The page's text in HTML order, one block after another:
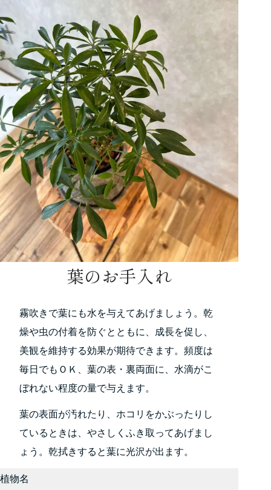
葉のお手入れ
霧吹きで葉にも水を与えてあげましょう。乾
燥や虫の付着を防ぐとともに、成長を促し、
美観を維持する効果が期待できます。頻度は
毎日でもＯＫ、葉の表・裏両面に、水滴がこ
ぼれない程度の量で与えます。
葉の表面が汚れたり、ホコリをかぶったりし
ているときは、やさしくふき取ってあげまし
ょう。乾拭きすると葉に光沢が出ます。
植物名